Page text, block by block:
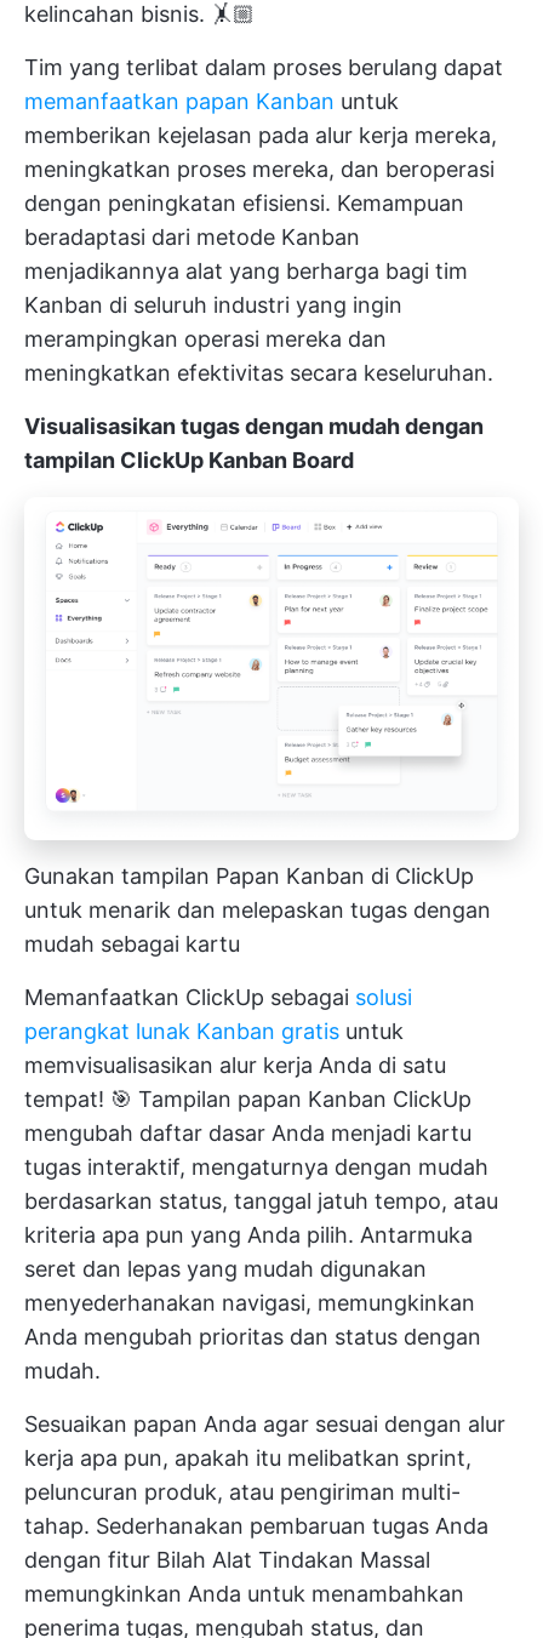
kelincahan bisnis. 🤸🏼
Tim yang terlibat dalam proses berulang dapat
memanfaatkan papan Kanban untuk
memberikan kejelasan pada alur kerja mereka,
meningkatkan proses mereka, dan beroperasi
dengan peningkatan efisiensi. Kemampuan
beradaptasi dari metode Kanban
menjadikannya alat yang berharga bagi tim
Kanban di seluruh industri yang ingin
merampingkan operasi mereka dan
meningkatkan efektivitas secara keseluruhan.
Visualisasikan tugas dengan mudah dengan
tampilan ClickUp Kanban Board
Gunakan tampilan Papan Kanban di ClickUp
untuk menarik dan melepaskan tugas dengan
mudah sebagai kartu
Memanfaatkan ClickUp sebagai solusi
perangkat lunak Kanban gratis untuk
memvisualisasikan alur kerja Anda di satu
tempat! 🎯 Tampilan papan Kanban ClickUp
mengubah daftar dasar Anda menjadi kartu
tugas interaktif, mengaturnya dengan mudah
berdasarkan status, tanggal jatuh tempo, atau
kriteria apa pun yang Anda pilih. Antarmuka
seret dan lepas yang mudah digunakan
menyederhanakan navigasi, memungkinkan
Anda mengubah prioritas dan status dengan
mudah.
Sesuaikan papan Anda agar sesuai dengan alur
kerja apa pun, apakah itu melibatkan sprint,
peluncuran produk, atau pengiriman multi-
tahap. Sederhanakan pembaruan tugas Anda
dengan fitur Bilah Alat Tindakan Massal
memungkinkan Anda untuk menambahkan
penerima tugas, mengubah status, dan